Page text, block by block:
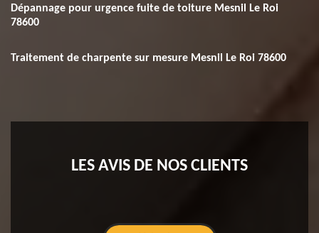
Dépannage pour urgence fuite de toiture Mesnil Le Roi
78600
Traitement de charpente sur mesure Mesnil Le Roi 78600
LES AVIS DE NOS CLIENTS